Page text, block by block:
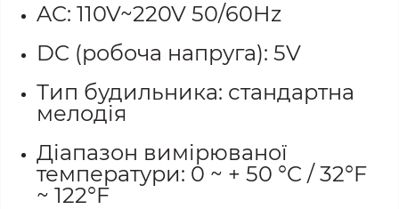
AC: 110V~220V 50/60Hz
DC (робоча напруга): 5V
Тип будильника: стандартна
мелодія
Діапазон вимірюваної
температури: 0 ~ + 50 °C / 32°F
~ 122°F